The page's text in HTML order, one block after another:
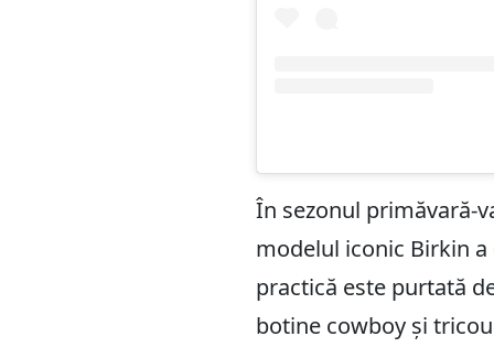
În sezonul primăvară-
modelul iconic Birkin
practică este purtată
botine cowboy și